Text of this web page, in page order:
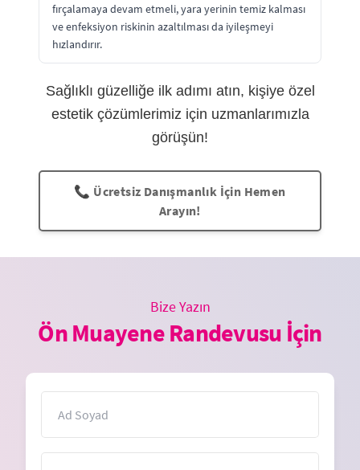
fırçalamaya devam etmeli, yara yerinin temiz kalması
ve enfeksiyon riskinin azaltılması da iyileşmeyi
hızlandırır.
Sağlıklı güzelliğe ilk adımı atın, kişiye özel
estetik çözümlerimiz için uzmanlarımızla
görüşün!
📞 Ücretsiz Danışmanlık İçin Hemen
Arayın!
Bize Yazın
Ön Muayene Randevusu İçin